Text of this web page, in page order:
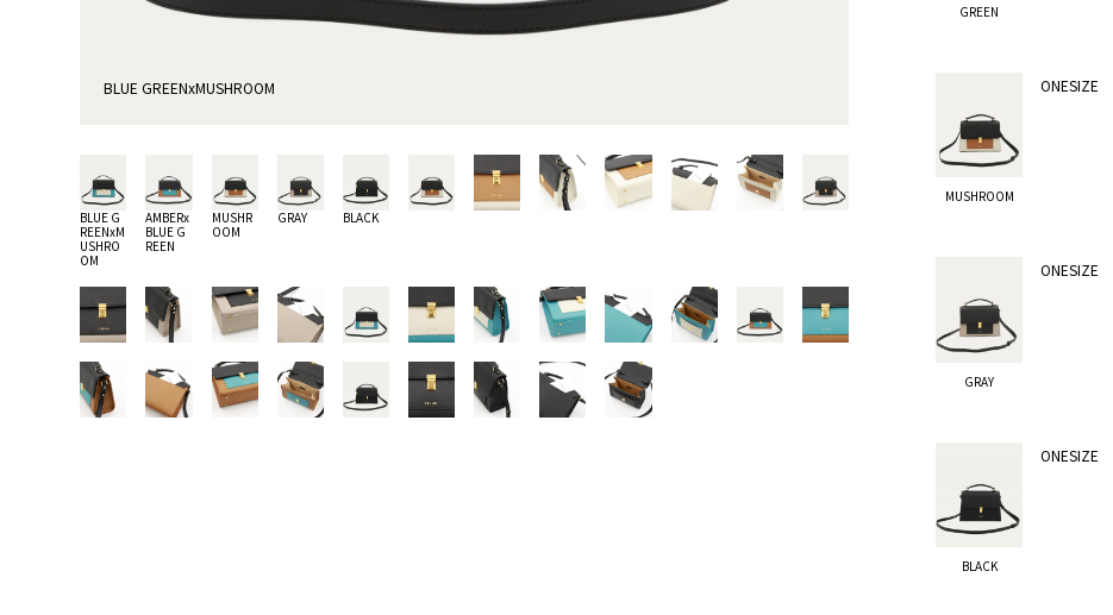
GREEN
MUSHROOM
ONESIZE
GRAY
ONESIZE
BLACK
ONESIZE
BLUE GREENxMUSHROOM
BLUE G
REENxM
USHRO
OM
AMBERx
BLUE G
REEN
MUSHR
OOM
GRAY BLACK